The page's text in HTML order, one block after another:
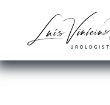
conteúdo